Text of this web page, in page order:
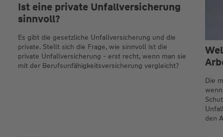
Ist eine private Unfallversicherung
sinnvoll?
Es gibt die gesetzliche Unfallversicherung und die
private. Stellt sich die Frage, wie sinnvoll ist die
private Unfallversicherung - erst recht, wenn man sie
mit der Berufsunfähigkeitsversicherung vergleicht?
Die
den